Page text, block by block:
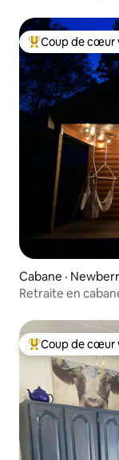
Coup de cœur
Coup de cœur
Cabane ·
Retraite en
Coup de cœur
Coup de cœur